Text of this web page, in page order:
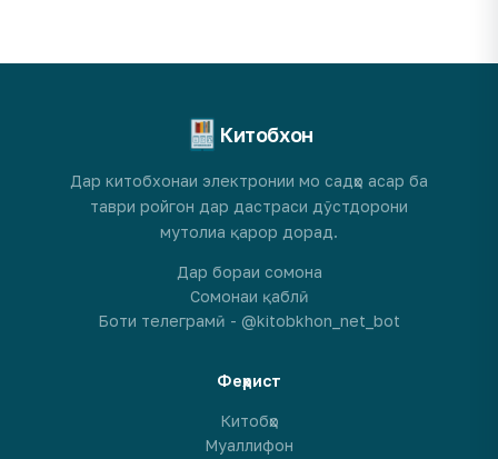
Китобхон
Дар китобхонаи электронии мо садҳо асар ба
таври ройгон дар дастраси дӯстдорони
мутолиа қарор дорад.
Дар бораи сомона
Сомонаи қаблӣ
Боти телеграмӣ - @kitobkhon_net_bot
Феҳрист
Китобҳо
Муаллифон